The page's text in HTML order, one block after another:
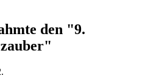
den "9.
.